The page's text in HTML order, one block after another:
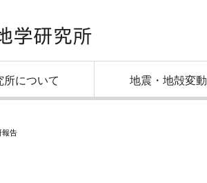
所について 地震・地殻変動
報告